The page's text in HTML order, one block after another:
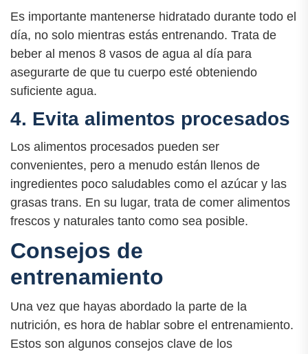
Es importante mantenerse hidratado durante todo el
día, no solo mientras estás entrenando. Trata de
beber al menos 8 vasos de agua al día para
asegurarte de que tu cuerpo esté obteniendo
suficiente agua.
4. Evita alimentos procesados
Los alimentos procesados pueden ser
convenientes, pero a menudo están llenos de
ingredientes poco saludables como el azúcar y las
grasas trans. En su lugar, trata de comer alimentos
frescos y naturales tanto como sea posible.
Consejos de
entrenamiento
Una vez que hayas abordado la parte de la
nutrición, es hora de hablar sobre el entrenamiento.
Estos son algunos consejos clave de los